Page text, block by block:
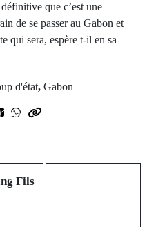
que c’est une
de se passer au Gabon et
qui sera, espère t-il en sa
d'état, Gabon
Post
du chaos…
Fils